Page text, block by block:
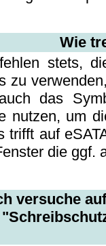
Wie
stets,
zu
das
nutzen, um
trifft auf
die ggf.
versuche